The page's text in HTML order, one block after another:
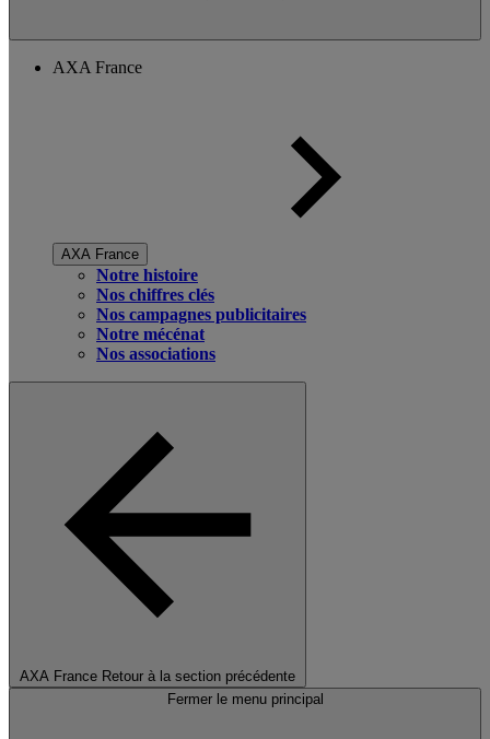
AXA France
AXA France
Notre histoire
Nos chiffres clés
Nos campagnes publicitaires
Notre mécénat
Nos associations
AXA France Retour à la section précédente
Fermer le menu principal